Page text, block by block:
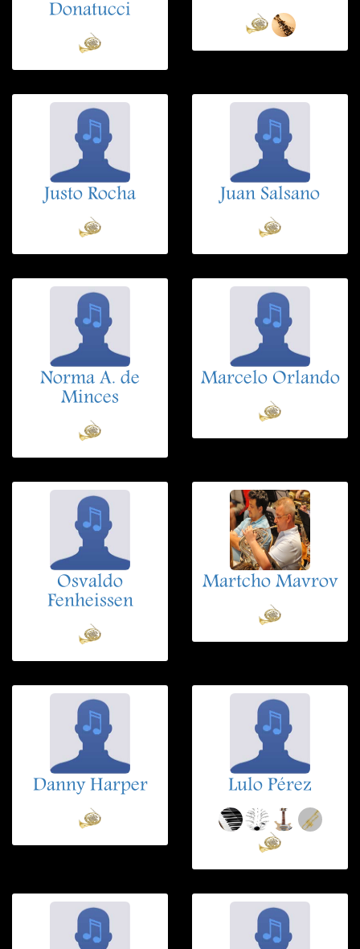
Donatucci
Justo Rocha Juan Salsano
Norma A. de
Minces
Marcelo Orlando
Osvaldo
Fenheissen
Martcho Mavrov
Danny Harper Lulo Pérez